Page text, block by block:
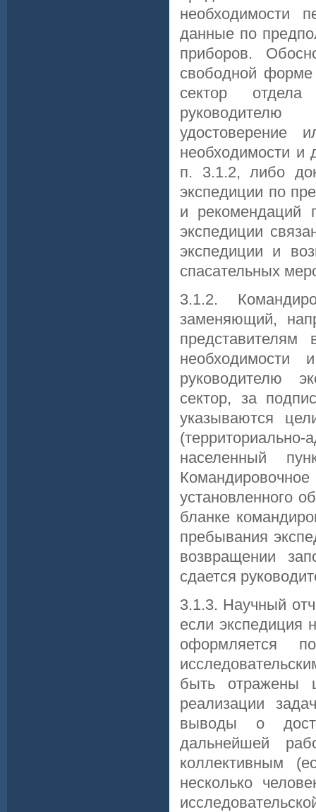
необходимости
данные по
приборов.
свободной
сектор
руководителю
необходимости и
п. 3.1.2, либо
экспедиции по
и рекомендаций
экспедиции
экспедиции и
спасательных
3.1.2.
заменяющий,
необходимости
руководителю
сектор, за
указываются
населенный
установленного
бланке
пребывания
возвращении
сдается
3.1.3. Научный
если экспедиция
оформляется
быть отражены
реализации
выводы о
дальнейшей
коллективным
несколько